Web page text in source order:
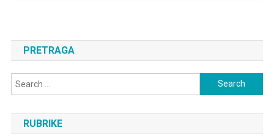
PRETRAGA
Search
for:
RUBRIKE